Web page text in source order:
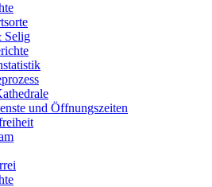
Selig
und Öffnungszeiten